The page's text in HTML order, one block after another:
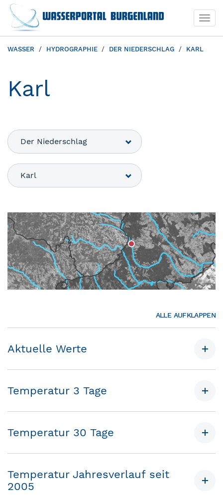
WASSER HYDROGRAPHIE DER NIEDERSCHLAG KARL
Karl
Der Niederschlag
Karl
ALLE AUFKLAPPEN
Aktuelle Werte
Temperatur 3 Tage
Temperatur 30 Tage
Temperatur Jahresverlauf seit
2005